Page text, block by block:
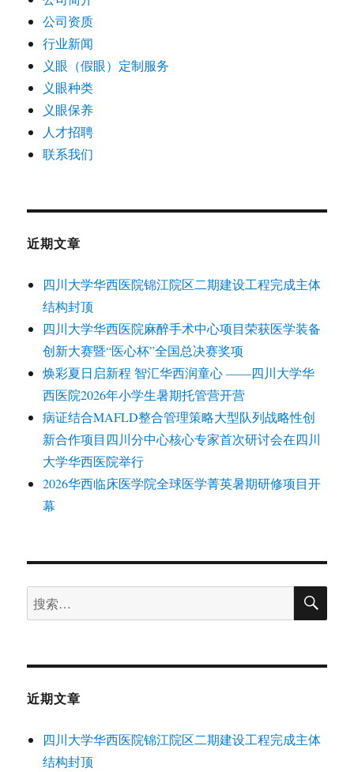
公司资质
行业新闻
义眼（假眼）定制服务
义眼种类
义眼保养
人才招聘
联系我们
近期文章
四川大学华西医院锦江院区二期建设工程完成主体
结构封顶
四川大学华西医院麻醉手术中心项目荣获医学装备
创新大赛暨“医心杯”全国总决赛奖项
焕彩夏日启新程 智汇华西润童心 ——四川大学华
西医院2026年小学生暑期托管营开营
病证结合MAFLD整合管理策略大型队列战略性创
新合作项目四川分中心核心专家首次研讨会在四川
大学华西医院举行
2026华西临床医学院全球医学菁英暑期研修项目开
幕
搜
索：
搜
近期文章
四川大学华西医院锦江院区二期建设工程完成主体
结构封顶